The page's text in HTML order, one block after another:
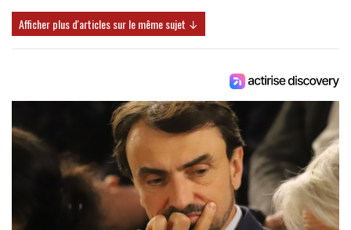
Afficher plus d'articles sur le même sujet ↓